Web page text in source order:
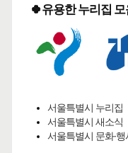
🍀유용한 누리집 모
서울특별시 누리집
서울특별시 새소식
서울특별시 문화·행